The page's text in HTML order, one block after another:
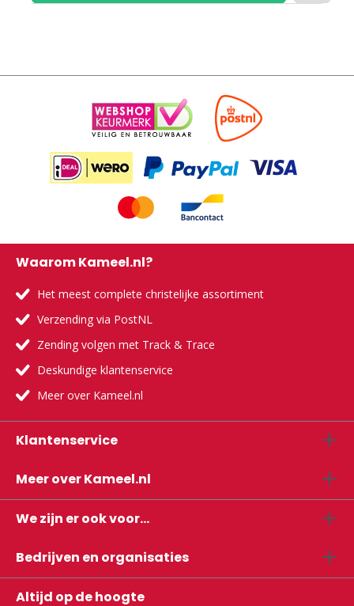
Waarom Kameel.nl?
Het meest complete christelijke assortiment
Verzending via PostNL
Zending volgen met Track & Trace
Deskundige klantenservice
Meer over Kameel.nl
Klantenservice
Meer over Kameel.nl
We zijn er ook voor...
Bedrijven en organisaties
Altijd op de hoogte